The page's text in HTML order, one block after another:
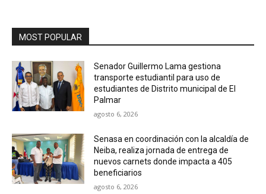
MOST POPULAR
Senador Guillermo Lama gestiona
transporte estudiantil para uso de
estudiantes de Distrito municipal de El
Palmar
agosto 6, 2026
Senasa en coordinación con la alcaldía de
Neiba, realiza jornada de entrega de
nuevos carnets donde impacta a 405
beneficiarios
agosto 6, 2026